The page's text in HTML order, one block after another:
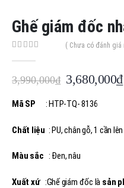
Ghế giám đốc
( Chưa có đánh giá
3,990,000₫ Giá
là:
3,680,000₫
Mã SP : HTP-TQ- 8136
Chất liệu : PU, chân gỗ, 1 cần
Màu sắc : Đen, nâu
Xuất xứ :Ghế giám đốc là sản